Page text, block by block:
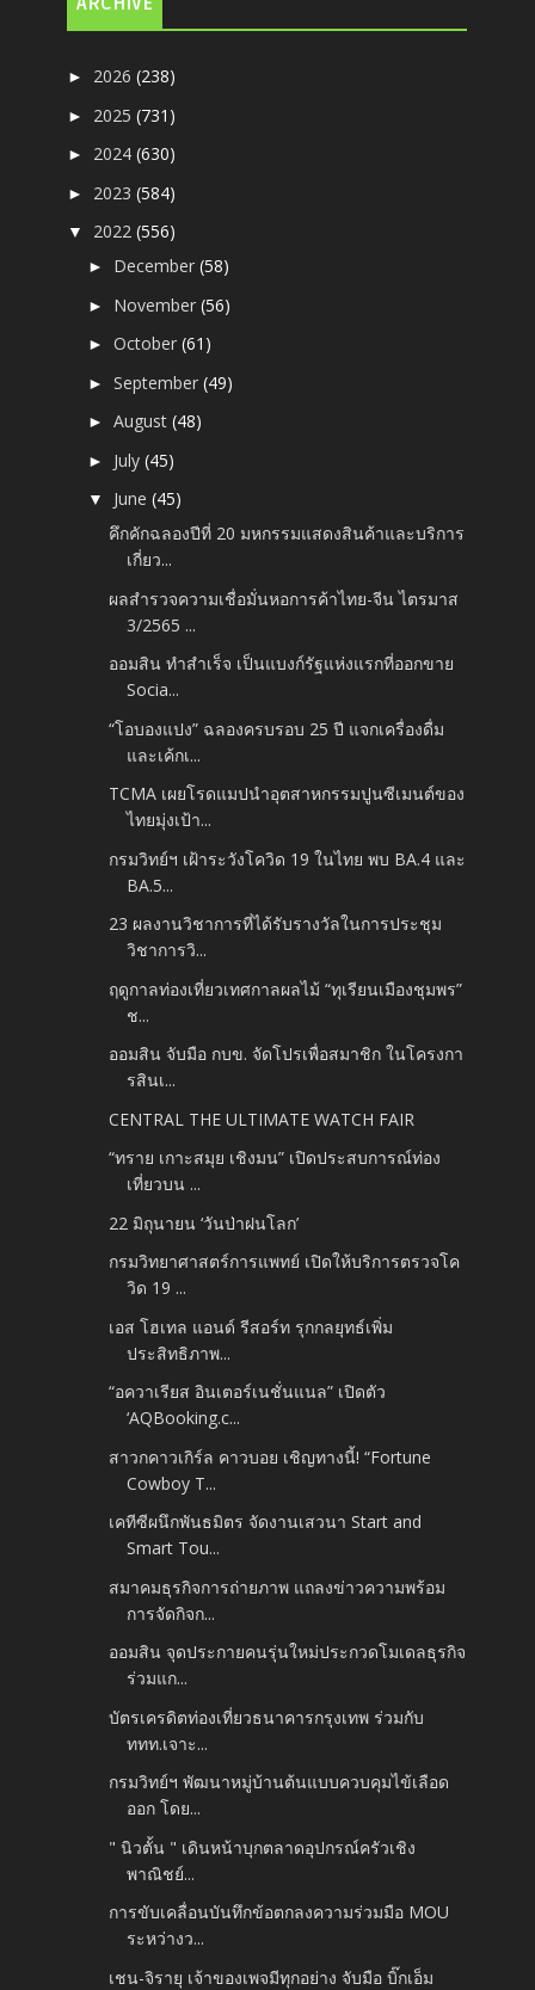
► 2026(238)
► 2025(731)
► 2024(630)
► 2023(584)
▼ 2022(556)
► December(58)
► November(56)
►October(61)
►September(49)
►August(48)
► July(45)
▼ June(45)
คึกคักฉลองปีที่ 20 มหกรรมแสดงสินค้าและบริการ
เกี่ยว...
ผลสำรวจความเชื่อมั่นหอการค้าไทย-จีน ไตรมาส
3/2565 ...
ออมสิน ทำสำเร็จ เป็นแบงก์รัฐแห่งแรกที่ออกขาย
Socia...
“โอบองแปง” ฉลองครบรอบ 25 ปี แจกเครื่องดื่ม
และเค้กเ...
TCMA เผยโรดแมปนำอุตสาหกรรมปูนซีเมนต์ของ
ไทยมุ่งเป้า...
กรมวิทย์ฯ เฝ้าระวังโควิด 19 ในไทย พบ BA.4 และ
BA.5...
23 ผลงานวิชาการที่ได้รับรางวัลในการประชุม
วิชาการวิ...
ฤดูกาลท่องเที่ยวเทศกาลผลไม้ “ทุเรียนเมืองชุมพร”
ช...
ออมสิน จับมือ กบข. จัดโปรเพื่อสมาชิก ในโครงกา
รสินเ...
CENTRAL THE ULTIMATE WATCH FAIR
“ทราย เกาะสมุย เชิงมน” เปิดประสบการณ์ท่อง
เที่ยวบน ...
22 มิถุนายน ‘วันป่าฝนโลก’
กรมวิทยาศาสตร์การแพทย์ เปิดให้บริการตรวจโค
วิด 19 ...
เอส โฮเทล แอนด์ รีสอร์ท รุกกลยุทธ์เพิ่ม
ประสิทธิภาพ...
“อควาเรียส อินเตอร์เนชั่นแนล” เปิดตัว
‘AQBooking.c...
สาวกคาวเกิร์ล คาวบอย เชิญทางนี้! “Fortune
Cowboy T...
เคทีซีผนึกพันธมิตร จัดงานเสวนา Start and
Smart Tou...
สมาคมธุรกิจการถ่ายภาพ แถลงข่าวความพร้อม
การจัดกิจก...
ออมสิน จุดประกายคนรุ่นใหม่ประกวดโมเดลธุรกิจ
ร่วมแก...
บัตรเครดิตท่องเที่ยวธนาคารกรุงเทพ ร่วมกับ
ททท.เจาะ...
กรมวิทย์ฯ พัฒนาหมู่บ้านต้นแบบควบคุมไข้เลือด
ออก โดย...
" นิวตั้น " เดินหน้าบุกตลาดอุปกรณ์ครัวเชิง
พาณิชย์...
การขับเคลื่อนบันทึกข้อตกลงความร่วมมือ MOU
ระหว่างว...
เชน-จิรายุ เจ้าของเพจมีทุกอย่าง จับมือ บิ๊กเอ็ม